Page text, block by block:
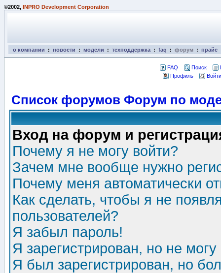
©2002, INPRO Development Corporation
о компании : новости : модели : техподдержка : faq : форум : прайс
FAQ Поиск
Профиль
Список форумов Форум по
Вход на форум и
Почему я не могу войти?
Зачем мне вообще нужно
Почему меня автоматически
Как сделать, чтобы я не
пользователей?
Я забыл пароль!
Я зарегистрирован, но не могу
Я был зарегистрирован, но